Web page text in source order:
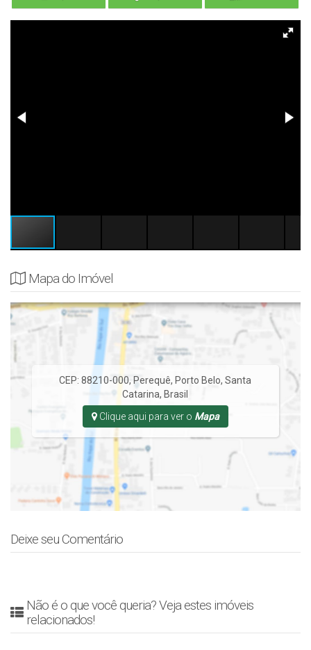
Mapa do Imóvel
CEP: 88210-000, Perequê, Porto Belo,Santa
Catarina, Brasil
Clique aqui para ver o Mapa
Deixe seu Comentário
Não é o que você queria? Veja estes imóveis
relacionados!